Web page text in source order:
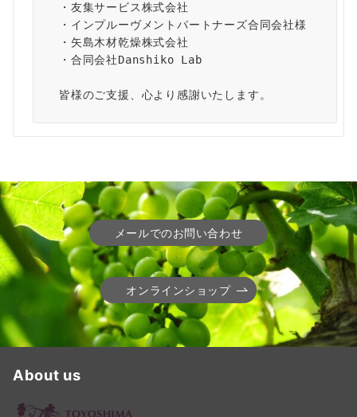
・友集サービス株式会社
・インプルーヴメントパートナーズ合同会社様
・矢島木材乾燥株式会社
・合同会社Danshiko Lab
皆様のご支援、心より感謝いたします。
メールでのお問い合わせ
オンラインショップ
About us